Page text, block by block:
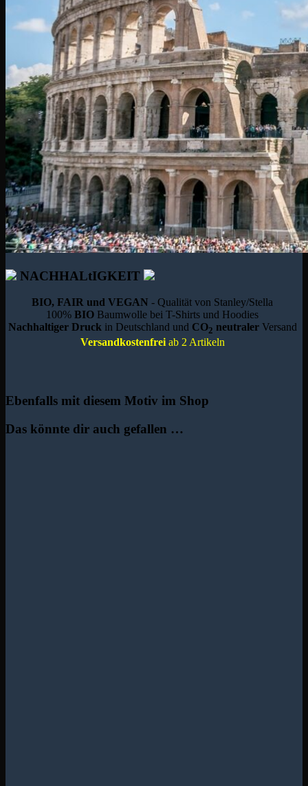
NACHHALtIGKEIT
BIO, FAIR und VEGAN - Qualität von Stanley/Stella
100%BIO Baumwolle bei T-Shirts und Hoodies
Nachhaltiger Druck in Deutschland und CO2 neutraler Versand
Versandkostenfreiab 2 Artikeln
Ebenfalls mit diesem Motiv im Shop
Das könnte dir auch gefallen …